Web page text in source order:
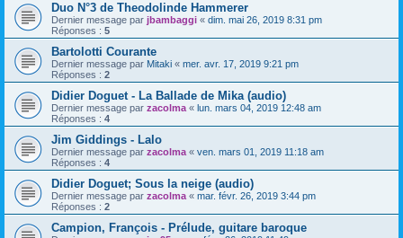
Duo N°3 de Theodolinde Hammerer
Dernier message par jbambaggi « dim. mai 26, 2019 8:31 pm
Réponses : 5
Bartolotti Courante
Dernier message par Mitaki « mer. avr. 17, 2019 9:21 pm
Réponses : 2
Didier Doguet - La Ballade de Mika (audio)
Dernier message par zacolma « lun. mars 04, 2019 12:48 am
Réponses : 4
Jim Giddings - Lalo
Dernier message par zacolma « ven. mars 01, 2019 11:18 am
Réponses : 4
Didier Doguet; Sous la neige (audio)
Dernier message par zacolma « mar. févr. 26, 2019 3:44 pm
Réponses : 2
Campion, François - Prélude, guitare baroque